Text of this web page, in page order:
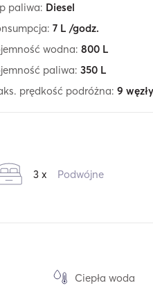
paliwa: Diesel
7 L /godz.
wodna: 800 L
paliwa: 350 L
prędkość podróżna: 9 węzły
3 x Podwójne
Ciepła woda